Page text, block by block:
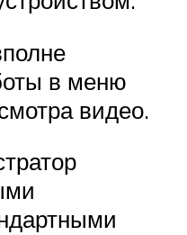
в меню
видео.